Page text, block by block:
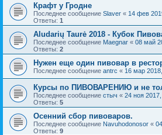
Крафт у Гродне
Последнее сообщение Slaver « 14 фев
Ответы: 1
Aludarių Taurė 2018 - Кубок
Последнее сообщение Maegnar « 08 май
Ответы: 2
Нужен еще один пивовар в
Последнее сообщение antrc « 16 мар
Курсы по ПИВОВАРЕНИЮ и не
Последнее сообщение стыч « 24 ноя
Ответы: 5
Осенний сбор пивоваров.
Последнее сообщение Navuhodonosor «
Ответы: 9